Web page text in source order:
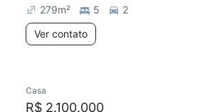
279m² 5
2
Ver contato
Casa
R$ 2.100.000